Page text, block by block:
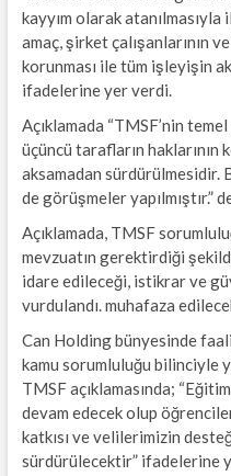
kayyım olarak atanılmasıyla
amaç, şirket çalışanlarının
korunması ile tüm işleyişin
ifadelerine yer verdi.
Açıklamada “TMSF’nin
üçüncü tarafların haklarının
aksamadan
de görüşmeler yapılmıştır.”
Açıklamada, TMSF
mevzuatın gerektirdiği
idare edileceği, istikrar ve
vurdulandı. muhafaza
Can Holding bünyesinde
kamu sorumluluğu bilinciyle
TMSF açıklamasında;
devam edecek olup
katkısı ve velilerimizin
sürdürülecektir” ifadelerine